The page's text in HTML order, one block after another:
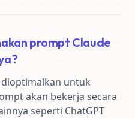
prompt Claude
untuk
akan bekerja secara
seperti ChatGPT